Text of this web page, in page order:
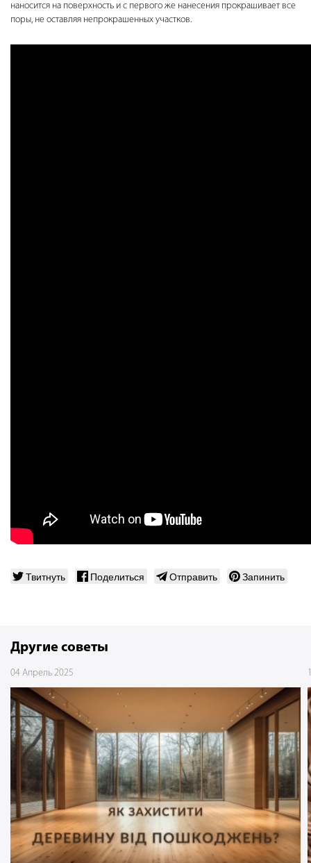
наносится на поверхность и с первого же нанесения прокрашивает все
поры, не оставляя непрокрашенных участков.
Твитнуть Поделиться Отправить Запинить
Другие советы
04 Апрель 2025